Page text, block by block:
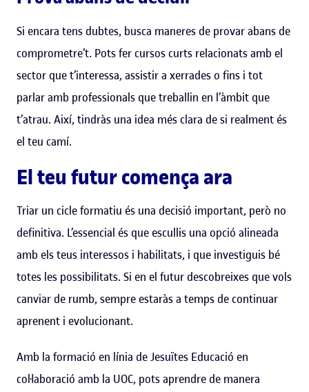
Si encara tens dubtes, busca maneres de provar abans de
comprometre’t. Pots fer cursos curts relacionats amb el
sector que t’interessa, assistir a xerrades o fins i tot
parlar amb professionals que treballin en l’àmbit que
t’atrau. Així, tindràs una idea més clara de si realment és
el teu camí.
El teu futur comença ara
Triar un cicle formatiu és una decisió important, però no
definitiva. L’essencial és que escullis una opció alineada
amb els teus interessos i habilitats, i que investiguis bé
totes les possibilitats. Si en el futur descobreixes que vols
canviar de rumb, sempre estaràs a temps de continuar
aprenent i evolucionant.
Amb la formació en línia de Jesuïtes Educació en
col·laboració amb la UOC, pots aprendre de manera